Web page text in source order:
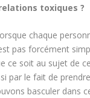
toxiques ?
chaque
pas forcément
ce soit au sujet de
par le fait de
basculer dans